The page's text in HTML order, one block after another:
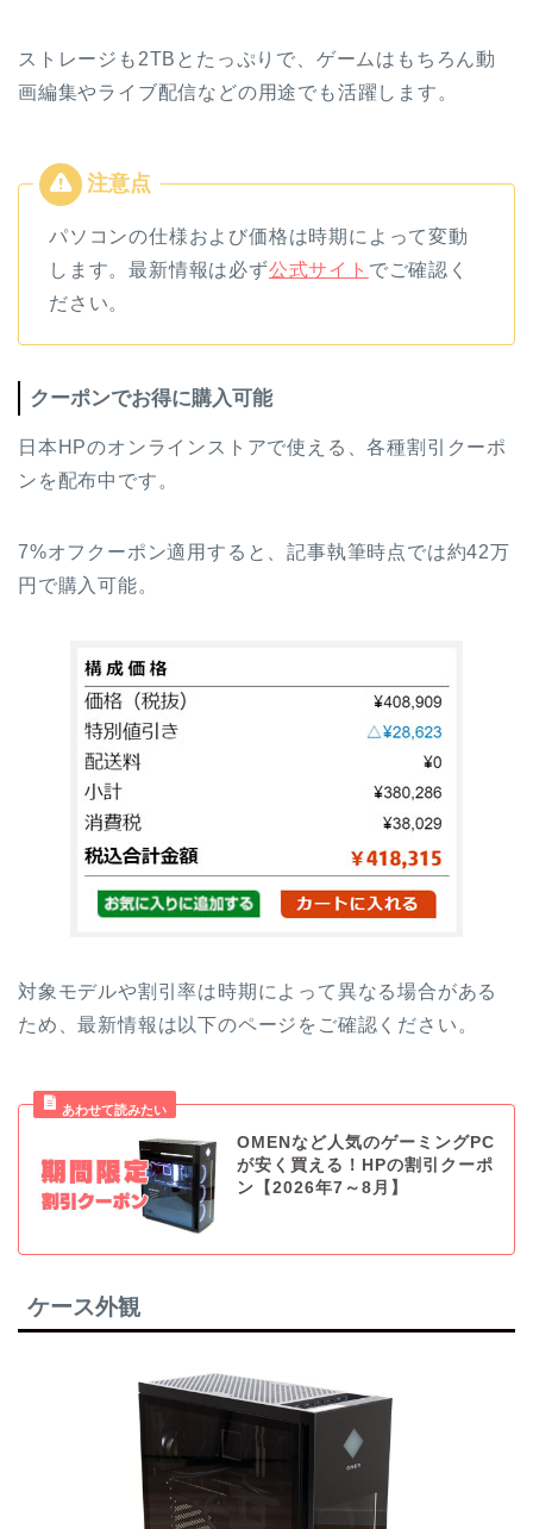
ストレージも2TBとたっぷりで、ゲームはもちろん動
画編集やライブ配信などの用途でも活躍します。
パソコンの仕様および価格は時期によって変動
します。最新情報は必ず公式サイト でご確認く
ださい。
クーポンでお得に購入可能
日本HPのオンラインストアで使える、各種割引クーポ
ンを配布中です。
7%オフクーポン適用すると、記事執筆時点では約42万
円で購入可能。
対象モデルや割引率は時期によって異なる場合がある
ため、最新情報は以下のページをご確認ください。
OMENなど人気のゲーミングPC
が安く買える！HPの割引クーポ
ン【2026年7～8月】
ケース外観